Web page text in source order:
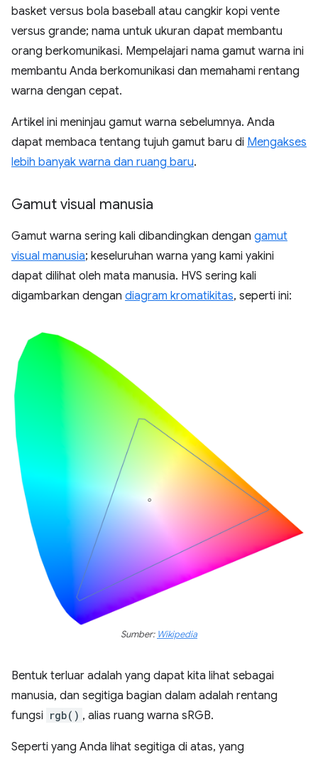
basket versus bola baseball atau cangkir kopi vente
versus grande; nama untuk ukuran dapat membantu
orang berkomunikasi. Mempelajari nama gamut warna ini
membantu Anda berkomunikasi dan memahami rentang
warna dengan cepat.
Artikel ini meninjau gamut warna sebelumnya. Anda
dapat membaca tentang tujuh gamut baru di Mengakses
lebih banyak warna dan ruang baru.
Gamut visual manusia
Gamut warna sering kali dibandingkan dengan gamut
visual manusia; keseluruhan warna yang kami yakini
dapat dilihat oleh mata manusia. HVS sering kali
digambarkan dengan diagram kromatikitas, seperti ini:
Sumber: Wikipedia
Bentuk terluar adalah yang dapat kita lihat sebagai
manusia, dan segitiga bagian dalam adalah rentang
fungsi rgb() , alias ruang warna sRGB.
Seperti yang Anda lihat segitiga di atas, yang